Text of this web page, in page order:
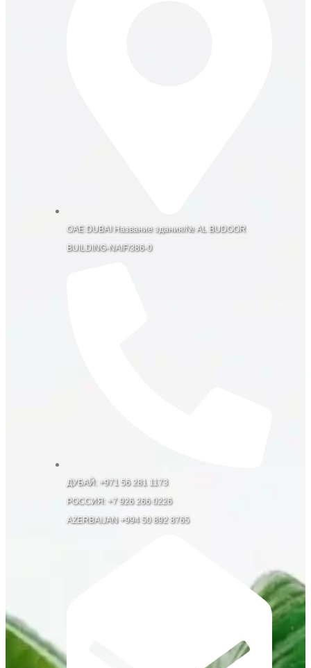
OAE DUBAI Название здания/№ AL BUDOOR
BUILDING-NAIF/386-0
ДУБАЙ: +971 56 281 1173
РОССИЯ: +7 926 266 0226
AZERBAiJAN +994 50 892 8765